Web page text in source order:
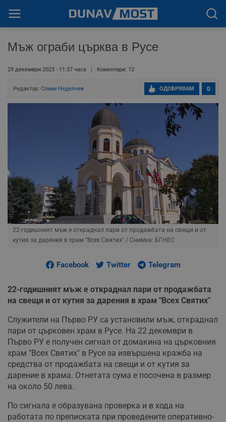
Мъж ограби църква в Русе
29 декември 2023 - 11:37 часа Коментари: 12
Редактор: Слави Неделчев 0
ОДОБРЯВАМ
22-годишният мъж е откраднал пари от продажбата на свещи и от
кутия за дарения в храм "Всех Святих" / Снимка: БГНЕС
Facebook Twitter Telegram
22-годишният мъж е откраднал пари от продажбата
на свещи и от кутия за дарения в храм "Всех Святих"
Служители на Първо РУ са установили мъж, откраднал
пари от църковен храм в Русе. На 22 декември в
Първо РУ е получен сигнал от домакина на църковния
храм "Всех Святих" в Русе за извършена кражба на
средства от продажбата на свещи и от кутия за
дарение в храма. Отнетата сума е посочена в размер
на около 50 лева.
По сигнала е образувана проверка и в хода на
работата по преписката при проведените оперативно-